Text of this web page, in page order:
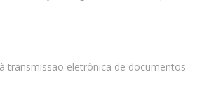
transmissão eletrônica de documentos